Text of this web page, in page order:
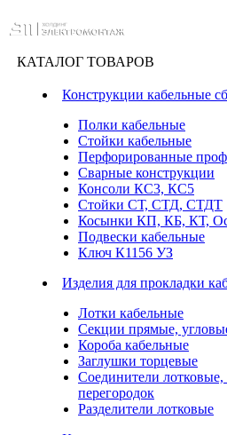
КАТАЛОГ ТОВАРОВ
Конструкции кабельные
Полки кабельные
Стойки кабельные
Перфорированные
Сварные конструкции
Консоли КС3, КС5
Стойки СТ, СТД, СТДТ
Косынки КП, КБ, КТ,
Подвески кабельные
Ключ К1156 УЗ
Изделия для прокладки
Лотки кабельные
Секции прямые,
Короба кабельные
Заглушки торцевые
Соединители лотковые,
перегородок
Разделители лотковые